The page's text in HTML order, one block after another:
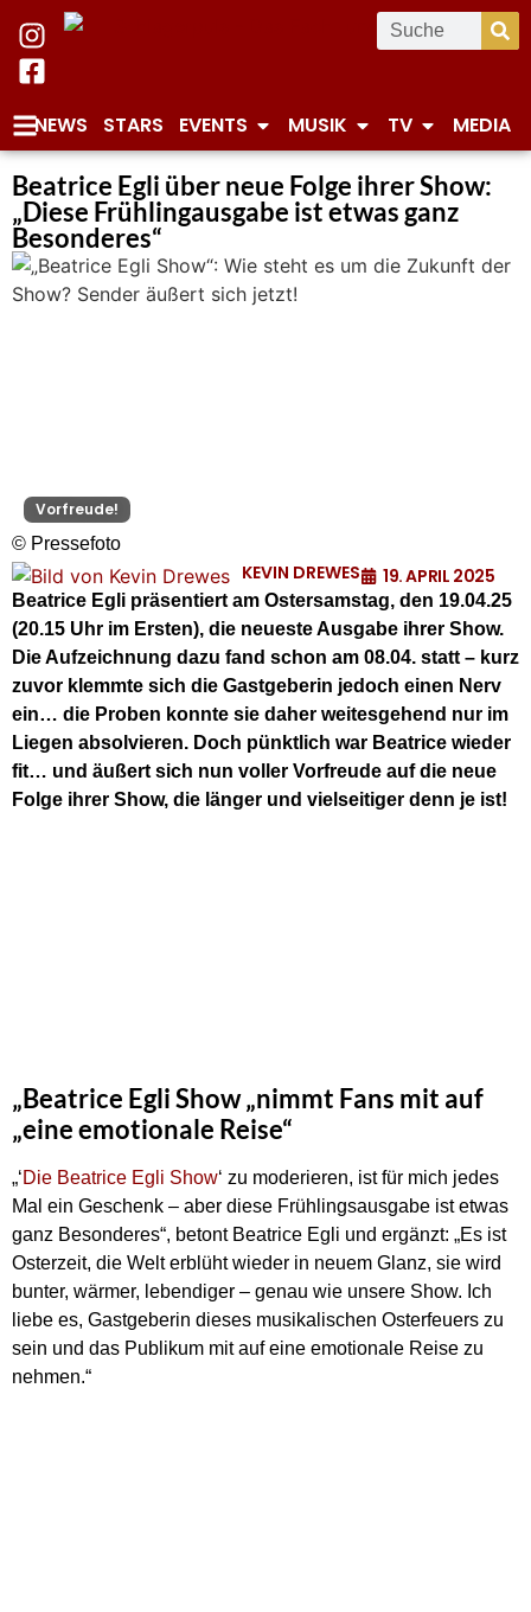
NEWS STARS EVENTS MUSIK TV MEDIA
Beatrice Egli über neue Folge ihrer Show:
„Diese Frühlingausgabe ist etwas ganz
Besonderes“
Vorfreude!
© Pressefoto
KEVIN DREWES 19. APRIL 2025
Beatrice Egli präsentiert am Ostersamstag, den 19.04.25
(20.15 Uhr im Ersten), die neueste Ausgabe ihrer Show.
Die Aufzeichnung dazu fand schon am 08.04. statt – kurz
zuvor klemmte sich die Gastgeberin jedoch einen Nerv
ein… die Proben konnte sie daher weitesgehend nur im
Liegen absolvieren. Doch pünktlich war Beatrice wieder
fit… und äußert sich nun voller Vorfreude auf die neue
Folge ihrer Show, die länger und vielseitiger denn je ist!
„Beatrice Egli Show „nimmt Fans mit auf
„eine emotionale Reise“
„‘Die Beatrice Egli Show‘ zu moderieren, ist für mich jedes
Mal ein Geschenk – aber diese Frühlingsausgabe ist etwas
ganz Besonderes“, betont Beatrice Egli und ergänzt: „Es ist
Osterzeit, die Welt erblüht wieder in neuem Glanz, sie wird
bunter, wärmer, lebendiger – genau wie unsere Show. Ich
liebe es, Gastgeberin dieses musikalischen Osterfeuers zu
sein und das Publikum mit auf eine emotionale Reise zu
nehmen.“